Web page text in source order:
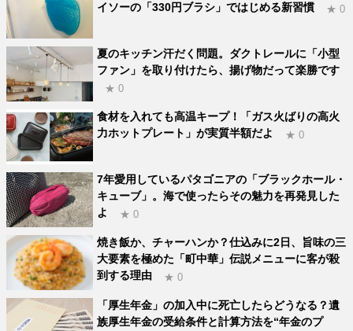
イソーの「330円ブラシ」ではじめる新習慣
★ 0
夏のキッチン汗だく問題。ダクトレールに「小型
ファン」を取り付けたら、揚げ物だって楽勝です
★ 0
食材を入れても高温キープ！「ガス火ばりの高火
力ホットプレート」が実質半額だよ
★ 0
7年愛用しているパタゴニアの「ブラックホール・
キューブ」。海で使ったらその魅力を再発見した
よ
★ 0
焼き飯か、チャーハンか？仕込みに2日、旨味の三
大要素を極めた「町中華」伝説メニューに客が殺
到する理由
★ 0
「厚生年金」の加入中に死亡したらどうなる？遺
族厚生年金の受給条件と計算方法を“年金のプ